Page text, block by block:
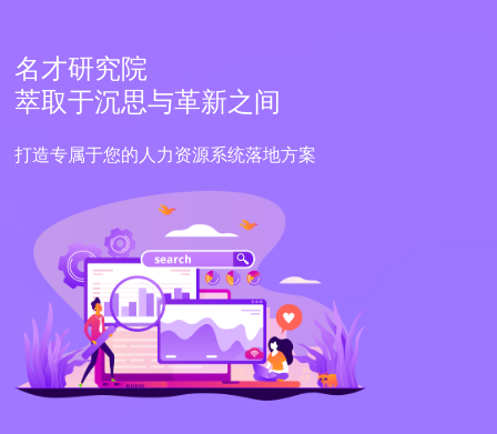
名才研究院
萃取于沉思与革新之间
打造专属于您的人力资源系统落地方案